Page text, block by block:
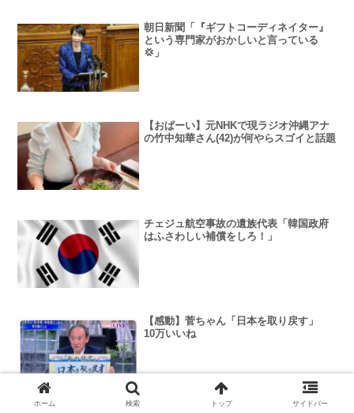
朝日新聞「『ギフトコーディネイター』
という専門家がおかしいと言っている
💢」
【おぱーい】元NHKで現ラジオ沖縄アナ
の竹中知華さん(42)が何やらスゴイと話題
チェジュ航空事故の遺族代表「韓国政府
はふさわしい補償をしろ！」
【感動】菅ちゃん「日本を取り戻す」
10万いいね
ホーム 検索 トップ サイドバー